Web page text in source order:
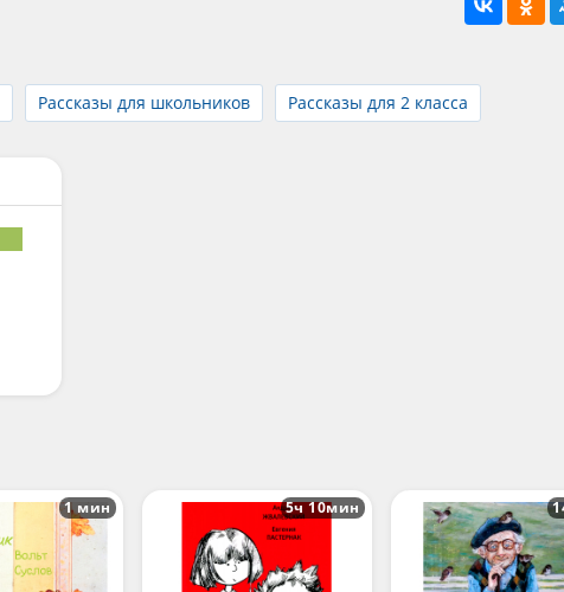
Рассказы для школьников Рассказы для 2 класса
1 мин 5ч 10мин